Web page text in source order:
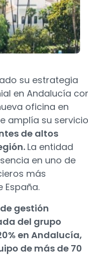
su estrategia
en Andalucía
oficina en
amplía su servicio
de altos
La entidad
en uno de
más
España.
gestión
del grupo
en Andalucía,
de más de 70